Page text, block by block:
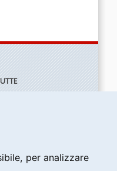
per analizzare